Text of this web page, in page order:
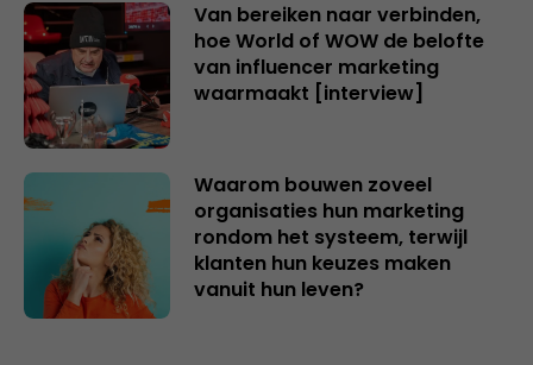
Van bereiken naar verbinden,
hoe World of WOW de belofte
van influencer marketing
waarmaakt [interview]
Waarom bouwen zoveel
organisaties hun marketing
rondom het systeem, terwijl
klanten hun keuzes maken
vanuit hun leven?